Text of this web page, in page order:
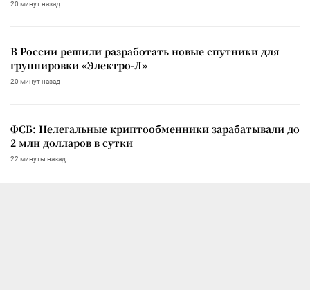
20 минут назад
В России решили разработать новые спутники для
группировки «Электро-Л»
20 минут назад
ФСБ: Нелегальные криптообменники зарабатывали до
2 млн долларов в сутки
22 минуты назад